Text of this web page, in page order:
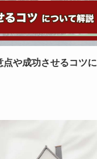
や成功させるコツに